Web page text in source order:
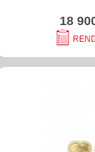
18